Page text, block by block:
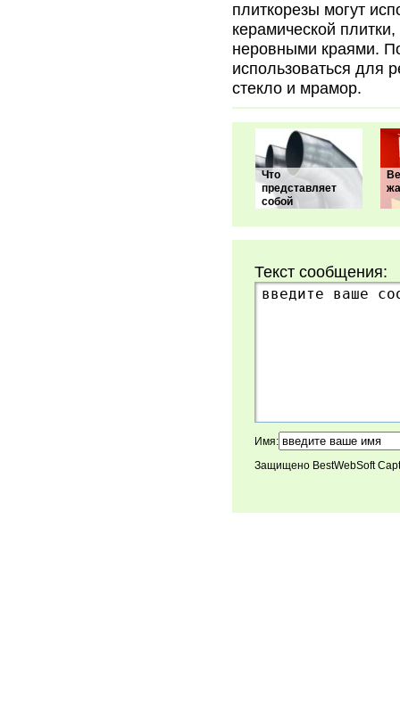
плиткорезы могут
керамической
неровными краями.
использоваться для
стекло и мрамор.
Что
представляет
собой
Текст сообщения:
Имя:
Защищено BestWebSoft